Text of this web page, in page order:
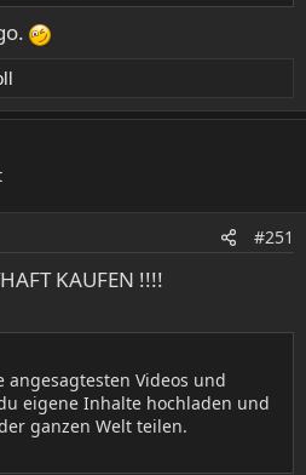
ironmaiden/comments/12jn7x
?#251
KAUFEN !!!!
angesagtesten Videos und
eigene Inhalte hochladen und
ganzen Welt teilen.